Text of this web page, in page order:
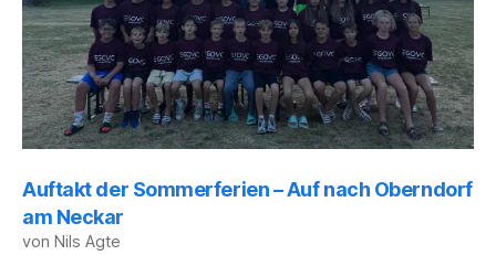
Auftakt der Sommerferien – Auf nach Oberndorf
am Neckar
von Nils Agte